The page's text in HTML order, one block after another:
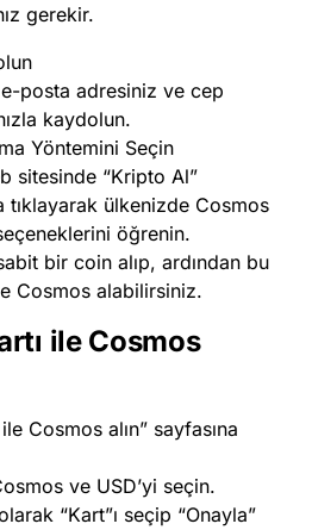
gerekir.
posta adresiniz ve cep
kaydolun.
Yöntemini Seçin
sitesinde “Kripto Al”
tıklayarak ülkenizde Cosmos
öğrenin.
bir coin alıp, ardından bu
Cosmos alabilirsiniz.
ile Cosmos
Cosmos alın” sayfasına
ve USD’yi seçin.
“Kart”ı seçip “Onayla”